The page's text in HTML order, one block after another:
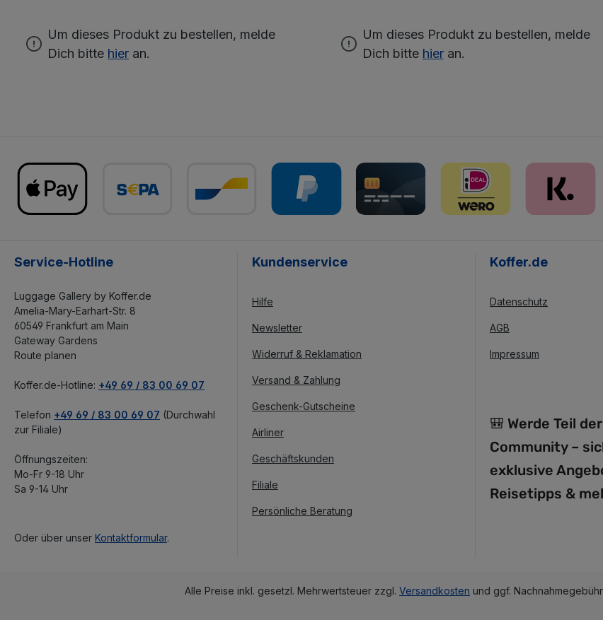
Um dieses Produkt zu bestellen, melde
Dich bitte hier an.
Um dieses Produkt zu bestellen, melde
Dich bitte hieran.
Service-Hotline
Luggage Gallery by Koffer.de
Amelia-Mary-Earhart-Str. 8
60549 Frankfurt am Main
Gateway Gardens
Route planen
Koffer.de-Hotline: +49 69 / 83 00 69 07
Telefon +49 69 / 83 00 69 07 (Durchwahl
zur Filiale)
Öffnungszeiten:
Mo-Fr 9-18 Uhr
Sa 9-14 Uhr
Oder über unser Kontaktformular.
Kundenservice
Hilfe
Newsletter
Widerruf & Reklamation
Versand & Zahlung
Geschenk-Gutscheine
Airliner
Geschäftskunden
Filiale
Persönliche Beratung
Koffer.de
Datenschutz
AGB
Impressum
🎒 Werde Teil
Community –
exklusive
Reisetipps &
Alle Preise inkl. gesetzl. Mehrwertsteuer zzgl. Versandkosten und ggf.